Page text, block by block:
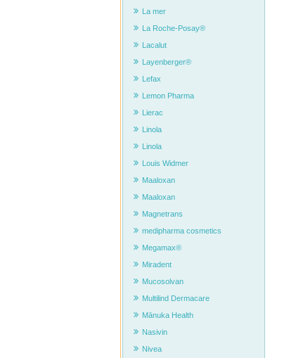
La mer
La Roche-Posay®
Lacalut
Layenberger®
Lefax
Lemon Pharma
Lierac
Linola
Linola
Louis Widmer
Maaloxan
Maaloxan
Magnetrans
medipharma cosmetics
Megamax®
Miradent
Mucosolvan
Multilind Dermacare
Mānuka Health
Nasivin
Nivea